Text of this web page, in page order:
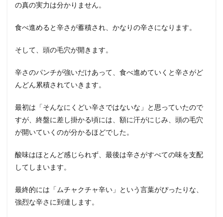
の真の実力は分かりません。
食べ進めると辛さが蓄積され、かなりの辛さになります。
そして、頭の毛穴が開きます。
辛さのパンチが強いだけあって、食べ進めていくと辛さがど
んどん累積されていきます。
最初は「そんなにくどい辛さではないな」と思っていたので
すが、終盤に差し掛かる頃には、額に汗がにじみ、頭の毛穴
が開いていくのが分かるほどでした。
酸味はほとんど感じられず、最後は辛さがすべての味を支配
してしまいます。
最終的には「ムチャクチャ辛い」という言葉がぴったりな、
強烈な辛さに到達します。